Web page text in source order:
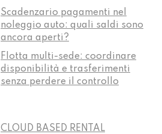
Scadenzario pagamenti nel
noleggio auto: quali saldi sono
ancora aperti?
Flotta multi-sede: coordinare
disponibilità e trasferimenti
senza perdere il controllo
CLOUD BASED RENTAL